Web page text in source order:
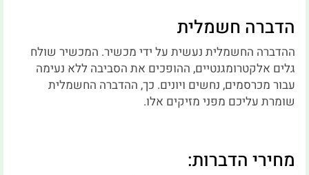
הדברה חשמלית
ההדברה החשמלית נעשית על ידי מכשיר. המכשיר שולח
גלים אלקטרומגנטיים, ההופכים את הסביבה ללא נעימה
עבור מכרסמים, נחשים ויונים. כך, ההדברה החשמלית
שומרת עליכם מפני מזיקים אלו.
מחירי הדברות: